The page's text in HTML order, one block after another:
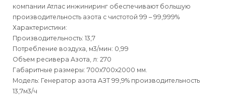
компании Атлас инжиниринг обеспечивают большую
производительность азота с чистотой 99 – 99,999%
Характеристики:
Производительность: 13,7
Потребление воздуха, м3/мин: 0,99
Объем ресивера Азота, л: 270
Габаритные размеры: 700х700х2000 мм.
Модель: Генератор азота АЗТ 99,9% производительность
13,7м3/ч